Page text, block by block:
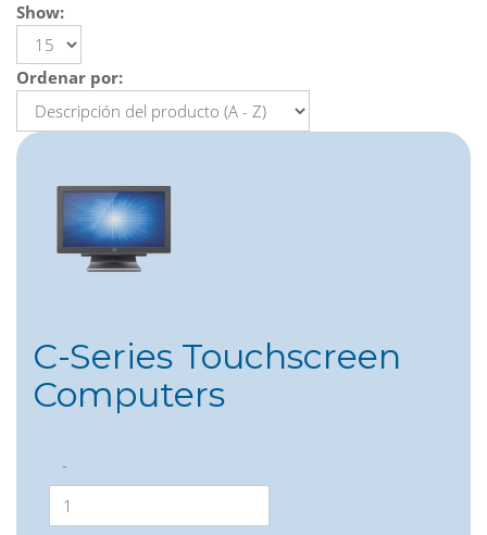
Show:
Ordenar por:
C-Series Touchscreen
Computers
-